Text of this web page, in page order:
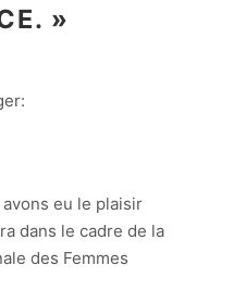
»
eu le plaisir
dans le cadre de la
des Femmes